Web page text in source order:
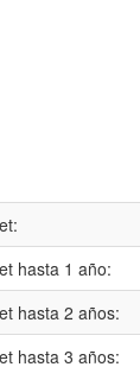
hasta 1 año:
hasta 2 años:
hasta 3 años: